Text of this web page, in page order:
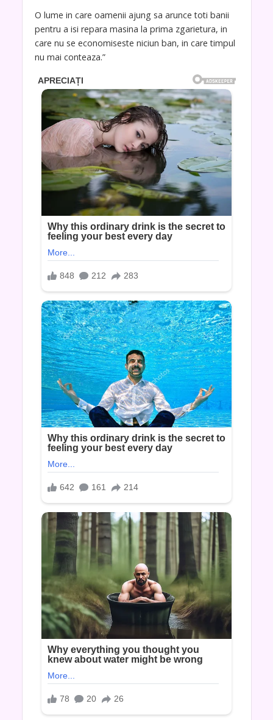
O lume in care oamenii ajung sa arunce toti banii
pentru a isi repara masina la prima zgarietura, in
care nu se economiseste niciun ban, in care timpul
nu mai conteaza.”